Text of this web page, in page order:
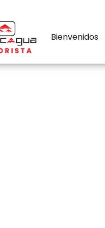
Bienvenidos